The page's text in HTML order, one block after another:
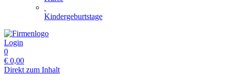
Kindergeburtstage
Login
0
€ 0,00
Direkt zum Inhalt